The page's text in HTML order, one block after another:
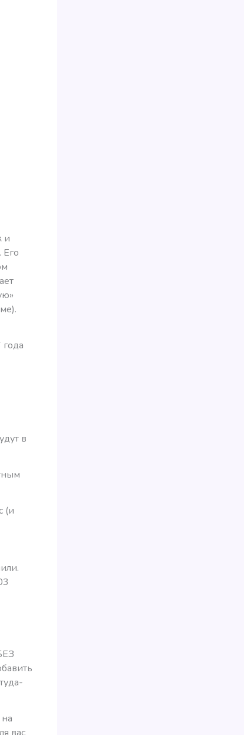
и
Его
в
(и